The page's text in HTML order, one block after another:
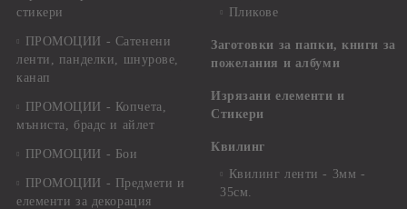
стикери
ПРОМОЦИИ - Сатенени
ленти, панделки, шнурове,
канап
ПРОМОЦИИ - Копчета,
мъниста, брадс и айлет
ПРОМОЦИИ - Бои
ПРОМОЦИИ - Предмети и
елементи за декорация
Пликове
Заготовки за папки, книги за
пожелания и албуми
Изрязани елементи и
Стикери
Квилинг
Квилинг ленти - 3мм -
35см.